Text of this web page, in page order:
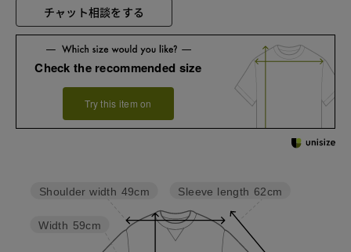
チャット相談をする
Check the recommended size
Try this item on
Sleeve length 62cm
Width 59cm
Shoulder width 49cm